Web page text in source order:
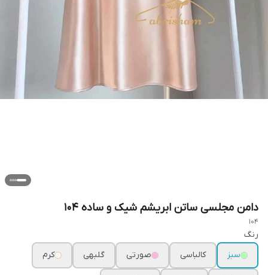
دامن مجلسی ساتن ابریشم شیک و ساده ۱۰۴
104
رنگ
سبز
کالباسی صورتی گلبهی کرم